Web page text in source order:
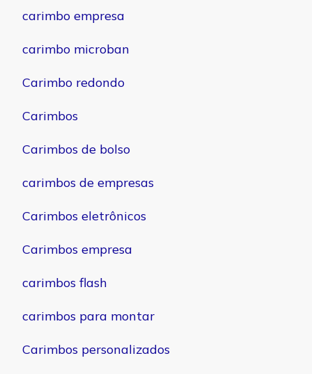
carimbo empresa
carimbo microban
Carimbo redondo
Carimbos
Carimbos de bolso
carimbos de empresas
Carimbos eletrônicos
Carimbos empresa
carimbos flash
carimbos para montar
Carimbos personalizados